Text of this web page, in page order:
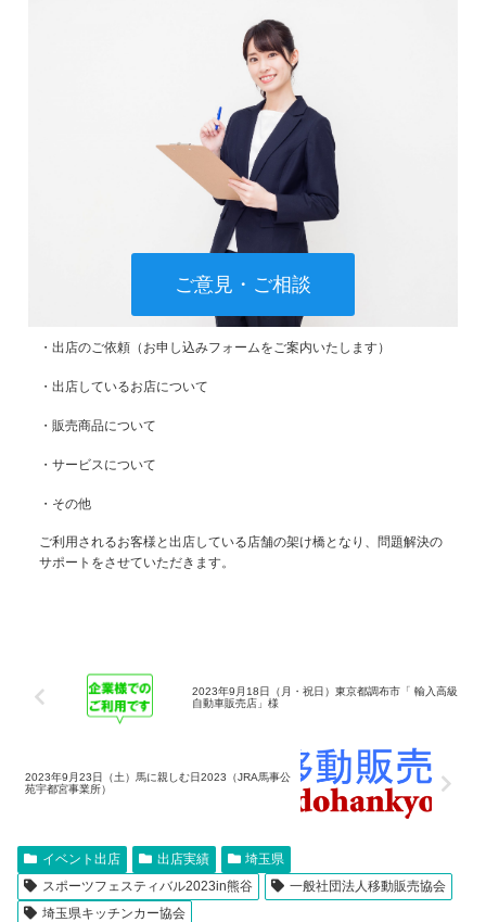
ご意見・ご相談
・出店のご依頼（お申し込みフォームをご案内いたします）
・出店しているお店について
・販売商品について
・サービスについて
・その他
ご利用されるお客様と出店している店舗の架け橋となり、問題解決の
サポートをさせていただきます。
2023年9月18日（月・祝日）東京都調布市「 輸入高級
自動車販売店」様
2023年9月23日（土）馬に親しむ日2023（JRA馬事公
苑宇都宮事業所）
イベント出店 出店実績
埼玉県
スポーツフェスティバル2023in熊谷
一般社団法人移動販売協会
埼玉県キッチンカー協会